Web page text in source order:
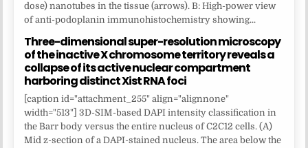
dose) nanotubes in the tissue (arrows). B: High-power view
of anti-podoplanin immunohistochemistry showing...
Three-dimensional super-resolution microscopy
of the inactive X chromosome territory reveals a
collapse of its active nuclear compartment
harboring distinct Xist RNA foci
[caption id="attachment_255" align="alignnone"
width="513"] 3D-SIM-based DAPI intensity classification in
the Barr body versus the entire nucleus of C2C12 cells. (A)
Mid z-section of a DAPI-stained nucleus. The area below the